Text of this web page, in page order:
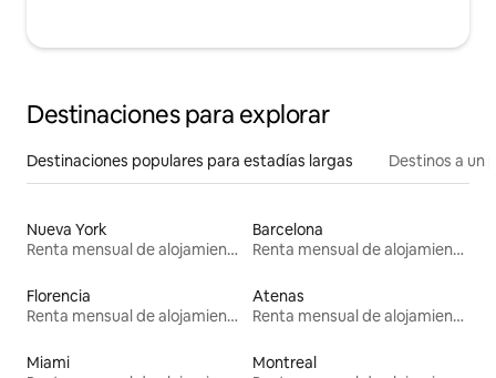
Destinaciones para explorar
Destinaciones populares para estadías largas Destinos a un
Nueva York
Renta mensual de alojamientos
Barcelona
Renta mensual de alojamientos
Florencia
Renta mensual de alojamientos
Atenas
Renta mensual de alojamientos
Miami
Montreal